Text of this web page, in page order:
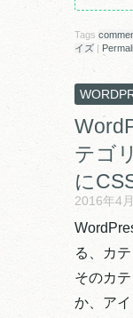
Tags
イズ
テゴ
に
2016年4
る、カ
そのカ
か、ア